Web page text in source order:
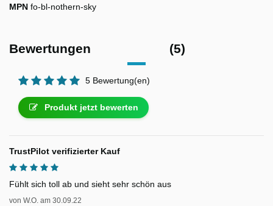
MPN fo-bl-nothern-sky
Bewertungen (5)
5 Bewertung(en)
Produkt jetzt bewerten
TrustPilot verifizierter Kauf
Fühlt sich toll ab und sieht sehr schön aus
von W.O. am 30.09.22